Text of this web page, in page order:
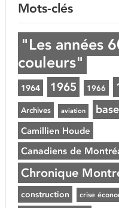
Mots-clés
"Les années
couleurs"
1964 1965 1966
Archives aviation
Camillien Houde
Canadiens de
Chronique
construction crise